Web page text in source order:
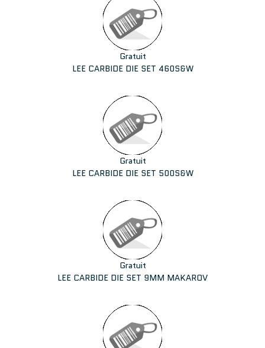
Gratuit
LEE CARBIDE DIE SET 460S&W
Gratuit
LEE CARBIDE DIE SET 500S&W
Gratuit
LEE CARBIDE DIE SET 9MM MAKAROV